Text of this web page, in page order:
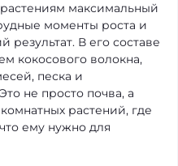
максимальный
моменты роста и
В его составе
кокосового волокна,
песка и
не просто почва, а
растений, где
ему нужно для